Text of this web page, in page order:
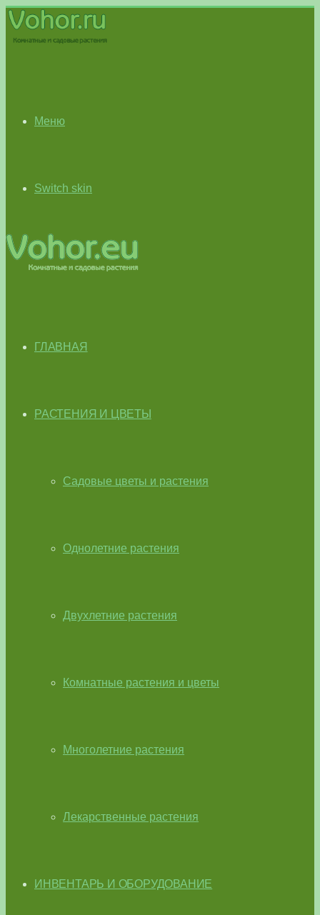
Меню
Switch skin
ГЛАВНАЯ
РАСТЕНИЯ И ЦВЕТЫ
Садовые цветы и растения
Однолетние растения
Двухлетние растения
Комнатные растения и цветы
Многолетние растения
Лекарственные растения
ИНВЕНТАРЬ И ОБОРУДОВАНИЕ